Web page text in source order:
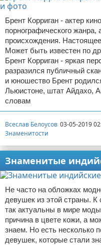
Брент Корриган - актер
порнографического жанра,
происхождения.
Может быть известен по
Брент Корриган - яркая
разразился публичный
и юношество Брент
Льюистоне, штат Айдахо,
словам
Всеслав Белоусов 03-05-2019
Знаменитости
Знаменитые
Не часто на обложках
девушек из этой страны.
так актуальны в мире
причина в цвете кожи, а
знаем. Но есть несколько
девушек, которые стали